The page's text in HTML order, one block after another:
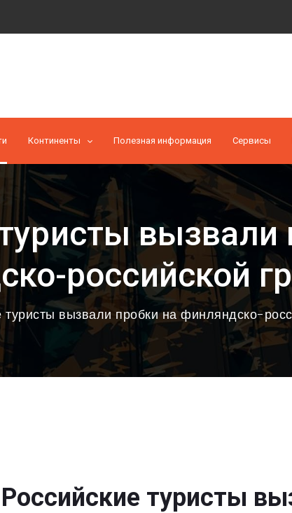
Континенты Полезная информация Cервисы
вызвали
российской
туристы вызвали пробки на финляндско-
Российские туристы